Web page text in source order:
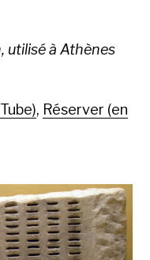
utilisé à Athènes
, Réserver (en